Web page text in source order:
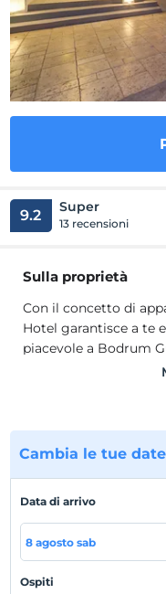
9.2 Super
13 recensioni
Sulla proprietà
Con il concetto di
Hotel garantisce a te
piacevole a Bodrum
offriamo tutti i nostri
nostri ospiti e
nostro personale
di dotazioni standard
Posizione
3 km dal centro di
Gumbet, che è
Cambia le tue date
Data di arrivo
8 agosto sab
Ospiti